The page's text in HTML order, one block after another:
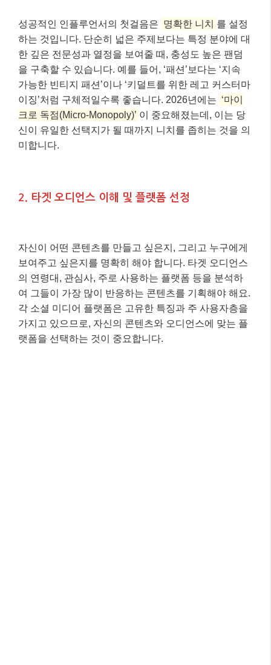
성공적인 인플루언서의 첫걸음은 명확한 니치
를 설정
하는 것입니다. 단순히 넓은 주제보다는 특정 분야에 대
한 깊은 전문성과 열정을 보여줄 때, 충성도 높은 팬덤
을 구축할 수 있습니다. 예를 들어, ‘패션’보다는 ‘지속
가능한 빈티지 패션’이나 ‘키덜트를 위한 레고 커스터마
이징’처럼 구체적일수록 좋습니다. 2026년에는 ‘마이
크로 독점(Micro-Monopoly)’ 이 중요해졌는데, 이는 당
신이 유일한 선택지가 될 때까지 니치를 좁히는 것을 의
미합니다.
2. 타겟 오디언스 이해 및 플랫폼 선정
자신이 어떤 콘텐츠를 만들고 싶은지, 그리고 누구에게
보여주고 싶은지를 명확히 해야 합니다. 타겟 오디언스
의 연령대, 관심사, 주로 사용하는 플랫폼 등을 분석하
여 그들이 가장 많이 반응하는 콘텐츠를 기획해야 해요.
각 소셜 미디어 플랫폼은 고유한 특징과 주 사용자층을
가지고 있으므로, 자신의 콘텐츠와 오디언스에 맞는 플
랫폼을 선택하는 것이 중요합니다.